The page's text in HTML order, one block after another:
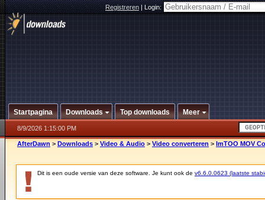
Registreren|Login:
Startpagina Downloads Top downloads Meer
8/9/2026 1:15:00 PM
AfterDawn > Downloads > Video & Audio > Video converteren > ImTOO MOV
Dit is een oude versie van deze software. Je kunt ook de v6.6.0.0623 (laatste